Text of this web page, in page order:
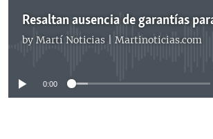
by Martí Noticias | Martinoticias.com
No media source currently
0:00